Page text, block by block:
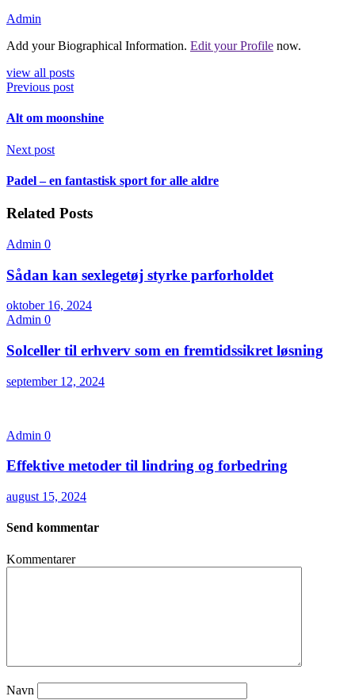
Admin
Add your Biographical Information. Edit your Profile now.
view all posts
Previous post
Alt om moonshine
Next post
Padel – en fantastisk sport for alle aldre
Related Posts
Admin 0
Sådan kan sexlegetøj styrke parforholdet
oktober 16, 2024
Admin 0
Solceller til erhverv som en fremtidssikret løsning
september 12, 2024
Admin 0
Effektive metoder til lindring og forbedring
august 15, 2024
Send kommentar
Kommentarer
Navn